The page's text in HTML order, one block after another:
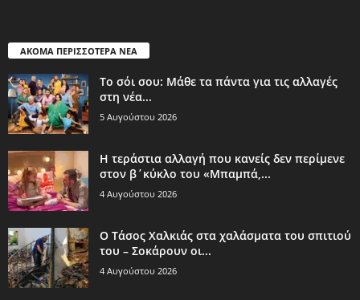
ΑΚΟΜΑ ΠΕΡΙΣΣΟΤΕΡΑ ΝΕΑ
Το σόι σου: Μάθε τα πάντα για τις αλλαγές
στη νέα...
5 Αυγούστου 2026
Η τεράστια αλλαγή που κανείς δεν περίμενε
στον β΄κύκλο του «Μπαμπά,...
4 Αυγούστου 2026
Ο Τάσος Χαλκιάς στα χαλάσματα του σπιτιού
του – Σοκάρουν οι...
4 Αυγούστου 2026